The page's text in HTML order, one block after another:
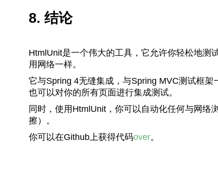
8. 结论
HtmlUnit是一个伟大的工具，它允许你轻松地测
用网络一样。
它与Spring 4无缝集成，与Spring MVC测试框
也可以对你的所有页面进行集成测试。
同时，使用HtmlUnit，你可以自动化任何与网络
擦）。
你可以在Github上获得代码over。